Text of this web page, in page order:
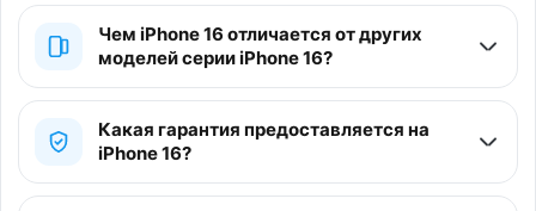
Чем iPhone 16 отличается от других
моделей серии iPhone 16?
Какая гарантия предоставляется на
iPhone 16?